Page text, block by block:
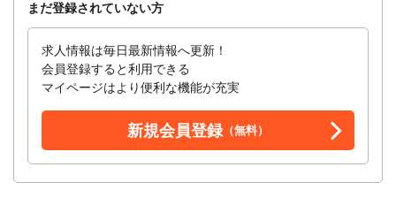
まだ登録されていない方
求人情報は毎日最新情報へ更新！
会員登録すると利用できる
マイページはより便利な機能が充実
新規会員登録（無料）